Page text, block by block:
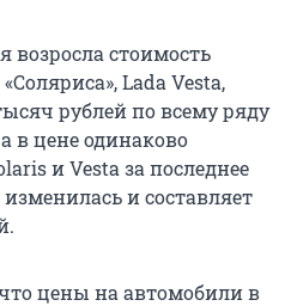
возросла стоимость
Lada Vesta,
рублей по всему ряду
в цене одинаково
и Vesta за последнее
и составляет
цены на автомобили в